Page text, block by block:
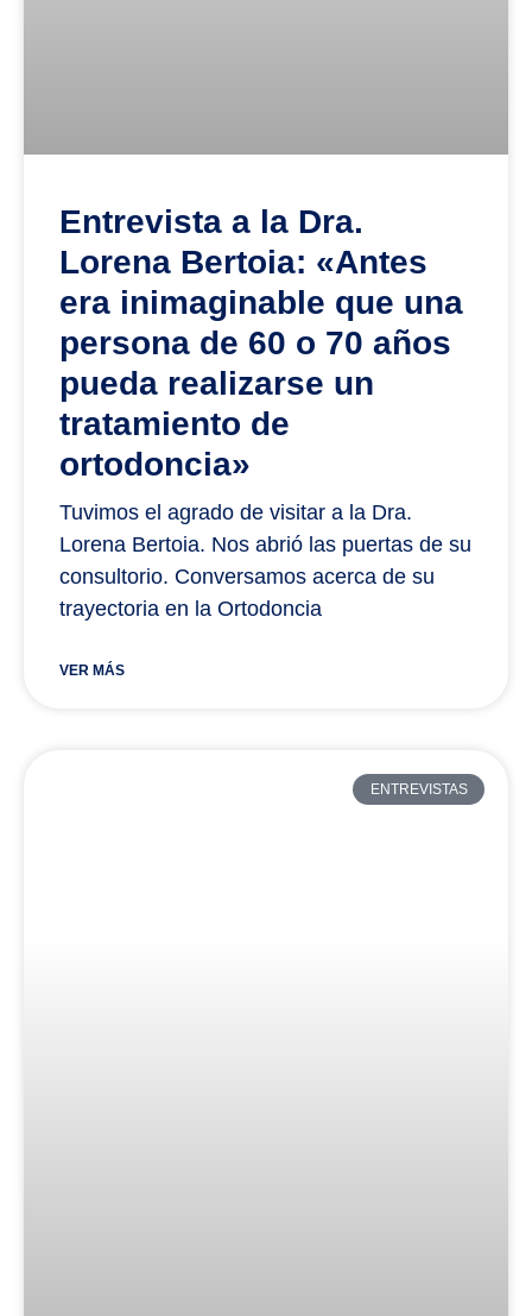
Entrevista a la Dra.
Lorena Bertoia: «Antes
era inimaginable que una
persona de 60 o 70 años
pueda realizarse un
tratamiento de
ortodoncia»
Tuvimos el agrado de visitar a la Dra.
Lorena Bertoia. Nos abrió las puertas de su
consultorio. Conversamos acerca de su
trayectoria en la Ortodoncia
VER MÁS
ENTREVISTAS